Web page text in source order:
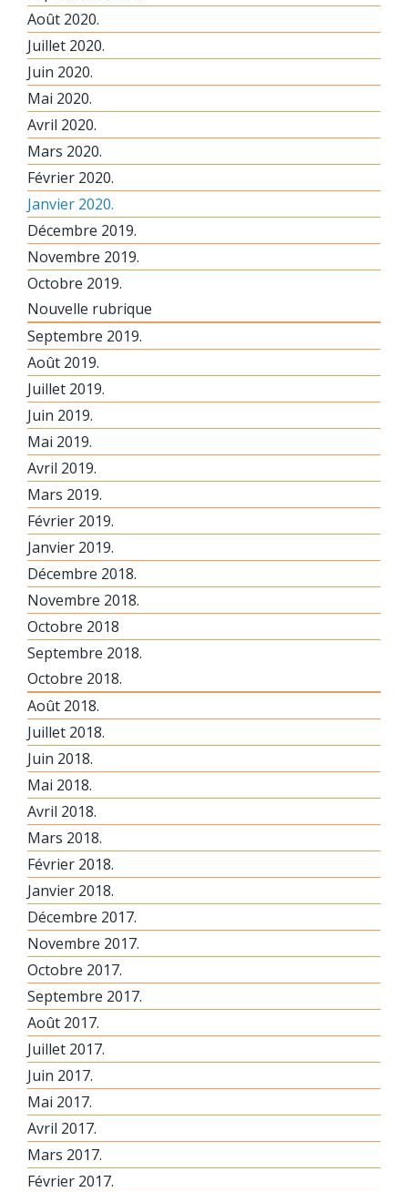
Août 2020.
Juillet 2020.
Juin 2020.
Mai 2020.
Avril 2020.
Mars 2020.
Février 2020.
Janvier 2020.
Décembre 2019.
Novembre 2019.
Octobre 2019.
Nouvelle rubrique
Septembre 2019.
Août 2019.
Juillet 2019.
Juin 2019.
Mai 2019.
Avril 2019.
Mars 2019.
Février 2019.
Janvier 2019.
Décembre 2018.
Novembre 2018.
Octobre 2018
Septembre 2018.
Octobre 2018.
Août 2018.
Juillet 2018.
Juin 2018.
Mai 2018.
Avril 2018.
Mars 2018.
Février 2018.
Janvier 2018.
Décembre 2017.
Novembre 2017.
Octobre 2017.
Septembre 2017.
Août 2017.
Juillet 2017.
Juin 2017.
Mai 2017.
Avril 2017.
Mars 2017.
Février 2017.